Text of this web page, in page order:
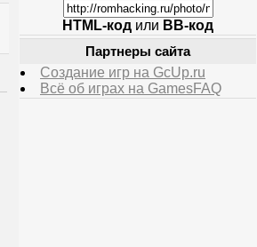
HTML-код или BB-код
Партнеры сайта
Создание игр на GcUp.ru
Всё об играх на GamesFAQ